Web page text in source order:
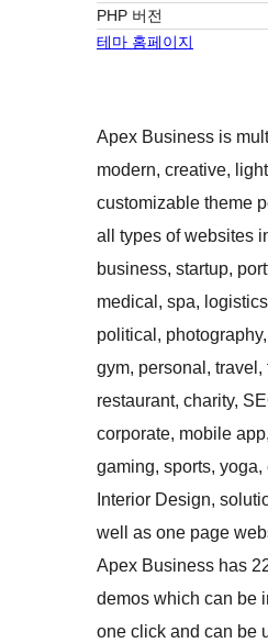
PHP 버전
테마 홈페이지
Apex Business is
modern, creative,
customizable theme
all types of websites
business, startup,
medical, spa,
political,
gym, personal, travel,
restaurant, charity,
corporate, mobile
gaming, sports, yoga,
Interior Design,
well as one page
Apex Business has
demos which can be
one click and can be